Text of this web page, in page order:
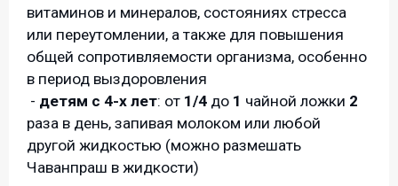
витаминов и минералов, состояниях стресса
или переутомлении, а также для повышения
общей сопротивляемости организма, особенно
в период выздоровления
- детям с 4-х лет: от 1/4 до 1 чайной ложки 2
раза в день, запивая молоком или любой
другой жидкостью (можно размешать
Чаванпраш в жидкости)